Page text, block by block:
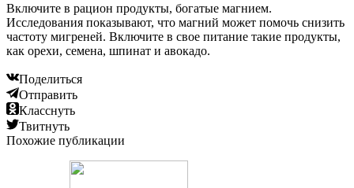
Включите в рацион продукты, богатые магнием.
Исследования показывают, что магний может помочь снизить
частоту мигреней. Включите в свое питание такие продукты,
как орехи, семена, шпинат и авокадо.
Поделиться
Отправить
Класснуть
Твитнуть
Похожие публикации